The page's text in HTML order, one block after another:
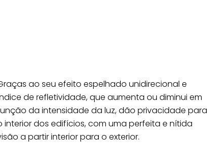
os custos energéticos.
ao seu efeito espelhado unidirecional e
de refletividade, que aumenta ou diminui em
da intensidade da luz, dão privacidade para
interior dos edifícios, com uma perfeita e nítida
a partir interior para o exterior.